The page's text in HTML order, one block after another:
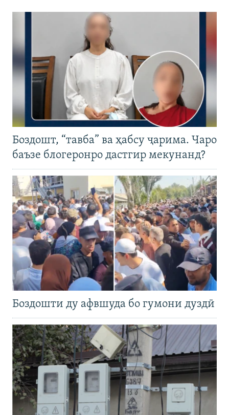
Боздошт, “тавба” ва ҳабсу ҷарима. Чаро
баъзе блогеронро дастгир мекунанд?
Боздошти ду афвшуда бо гумони дуздӣ